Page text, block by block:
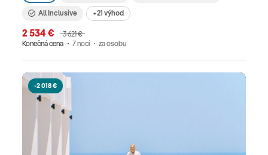
All Inclusive +21 výhod
2 534 €
3 621 €
Konečná cena
7 nocí za osobu
-2 018 €